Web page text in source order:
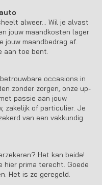
alweer… Wil je alvast
jouw maandkosten lager
jouw maandbedrag af.
aan toe bent.
occasions in
zonder zorgen, onze up-
passie aan jouw
zakelijk of particulier. Je
van een vakkundig
Het kan beide!
hier prima terecht. Goede
Het is zo geregeld.